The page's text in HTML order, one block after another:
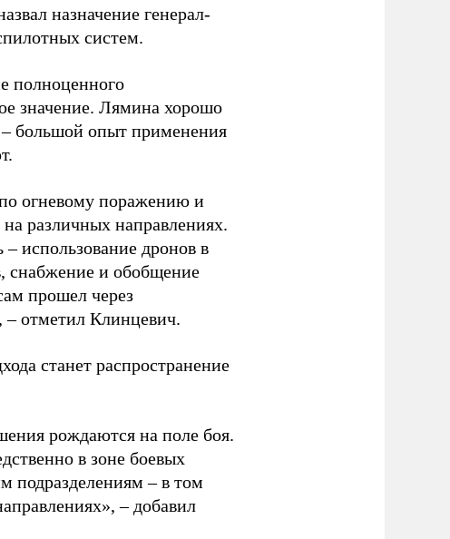
назначение генерал-
систем.
полноценного
значение. Лямина хорошо
– большой опыт применения
огневому поражению и
различных направлениях.
– использование дронов в
снабжение и обобщение
прошел через
– отметил Клинцевич.
станет распространение
рождаются на поле боя.
в зоне боевых
подразделениям – в том
– добавил